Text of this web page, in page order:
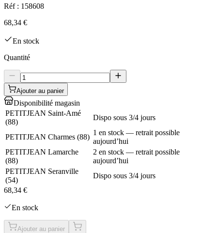
Réf : 158608
68,34 €
En stock
Quantité
Ajouter au panier
Disponibilité magasin
PETITJEAN Saint-Amé
(88)
Dispo sous 3/4 jours
PETITJEAN Charmes (88)
1 en stock — retrait possible
aujourd’hui
PETITJEAN Lamarche
(88)
2 en stock — retrait possible
aujourd’hui
PETITJEAN Seranville
(54)
Dispo sous 3/4 jours
68,34 €
En stock
Ajouter au panier